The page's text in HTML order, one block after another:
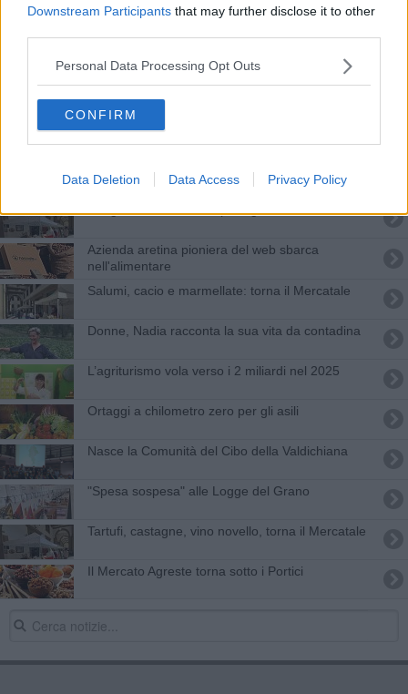
Downstream Participants that may further disclose it to other
Personal Data Processing Opt Outs
CONFIRM
Data Deletion Data Access Privacy Policy
"Pionta sia polo formativo, sanitario e sociale"
Da Coldiretti gli aiuti per le famiglie disagiate
Torna il Mercatale e celebra l'autunno
Tornano le prelibatezze locali con il Mercatale
Azienda aretina pioniera del web sbarca
nell'alimentare
Salumi, cacio e marmellate: torna il Mercatale
Donne, Nadia racconta la sua vita da contadina
L’agriturismo vola verso i 2 miliardi nel 2025
Ortaggi a chilometro zero per gli asili
Nasce la Comunità del Cibo della Valdichiana
"Spesa sospesa" alle Logge del Grano
Tartufi, castagne, vino novello, torna il Mercatale
Il Mercato Agreste torna sotto i Portici